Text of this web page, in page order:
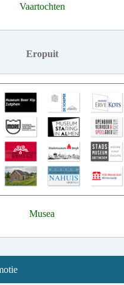
Vaartochten
Eropuit
Musea